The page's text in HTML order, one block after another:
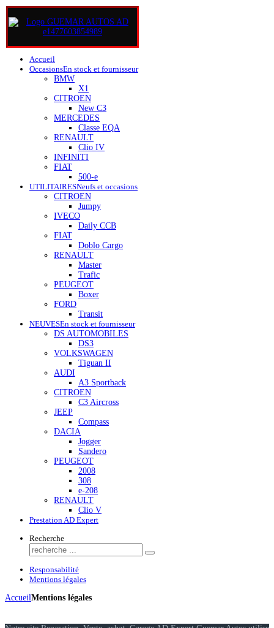
Accueil
OccasionsEn stock et fournisseur
BMW
X1
CITROEN
New C3
MERCEDES
Classe EQA
RENAULT
Clio IV
INFINITI
FIAT
500-e
UTILITAIRESNeufs et occasions
CITROEN
Jumpy
IVECO
Daily CCB
FIAT
Doblo Cargo
RENAULT
Master
Trafic
PEUGEOT
Boxer
FORD
Transit
NEUVESEn stock et fournisseur
DS AUTOMOBILES
DS3
VOLKSWAGEN
Tiguan II
AUDI
A3 Sportback
CITROEN
C3 Aircross
JEEP
Compass
DACIA
Jogger
Sandero
PEUGEOT
2008
308
e-208
RENAULT
Clio V
Prestation AD Expert
Recherche
Responsabilité
Mentions légales
AccueilMentions légales